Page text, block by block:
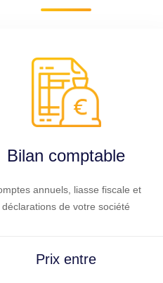
Bilan comptable
annuels, liasse fiscale et
déclarations de votre société
Prix entre